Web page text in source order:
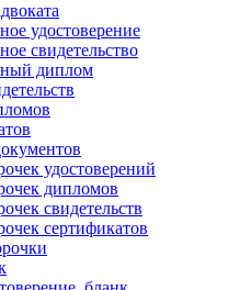
удостоверение
свидетельство
диплом
удостоверений
дипломов
свидетельств
сертификатов